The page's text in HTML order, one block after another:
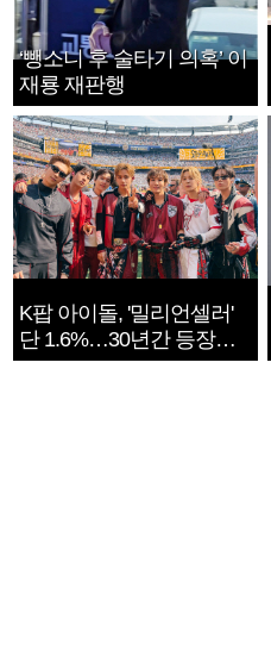
‘뺑소니 후 술타기 의혹’ 이
재룡 재판행
K팝 아이돌, '밀리언셀러'
단 1.6%…30년간 등장
1182개팀 전수조사